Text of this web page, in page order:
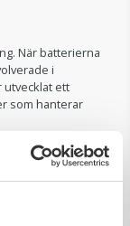
När batterierna
i
ett
som hanterar
och
personal.